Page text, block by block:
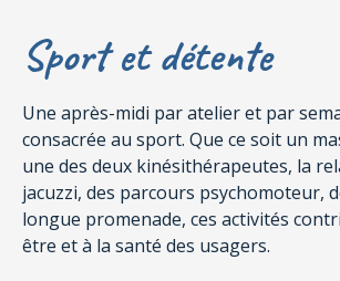
Sport et détente
Une après-midi par atelier et par
consacrée au sport. Que ce soit un
une des deux kinésithérapeutes, la
jacuzzi, des parcours psychomoteur,
longue promenade, ces activités
être et à la santé des usagers.